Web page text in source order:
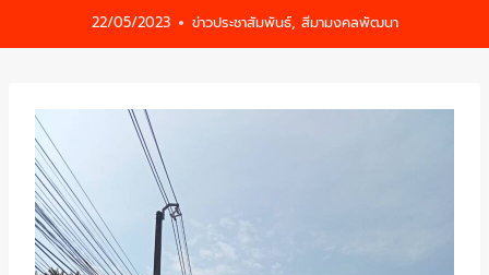
22/05/2023 ข่าวประชาสัมพันธ์, สีมามงคลพัฒนา